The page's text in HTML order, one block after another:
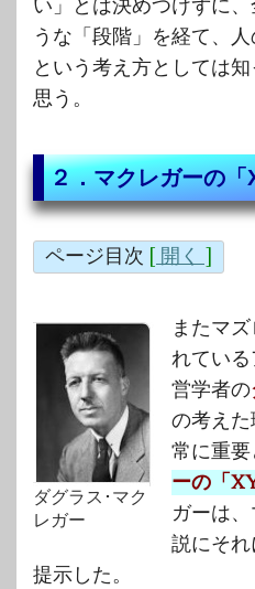
い」とは決めつけずに
うな「段階」を経て、人
という考え方としては
思う。
２．マクレガーの「
ページ目次 [ 開く ]
ダグラス･マク
レガー
またマ
れてい
営学者の
の考え
常に重要
ーの「
ガーは
説にそ
提示した。